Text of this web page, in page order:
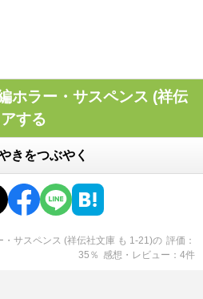
ホラー・サスペンス (祥伝
する
きをつぶやく
サスペンス (祥伝社文庫 も 1-21)の 評価
35 ％ 感想・レビュー 4件